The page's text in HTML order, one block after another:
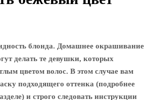
блонда. Домашнее окрашивание
делать те девушки, которых
цветом волос. В этом случае вам
подходящего оттенка (подробнее
и строго следовать инструкции